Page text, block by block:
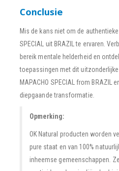
Conclusie
Mis de kans niet om de
SPECIAL uit BRAZIL te ervaren.
bereik mentale helderheid en
toepassingen met dit
MAPACHO SPECIAL from BRAZIL
diepgaande transformatie.
Opmerking:
OK Natural producten worden
pure staat en van 100%
inheemse gemeenschappen.